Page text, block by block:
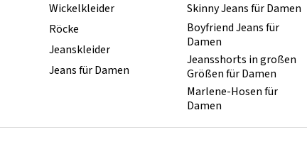
Wickelkleider
Röcke
Jeanskleider
Jeans für Damen
Skinny Jeans für Damen
Boyfriend Jeans für
Damen
Jeansshorts in großen
Größen für Damen
Marlene-Hosen für
Damen